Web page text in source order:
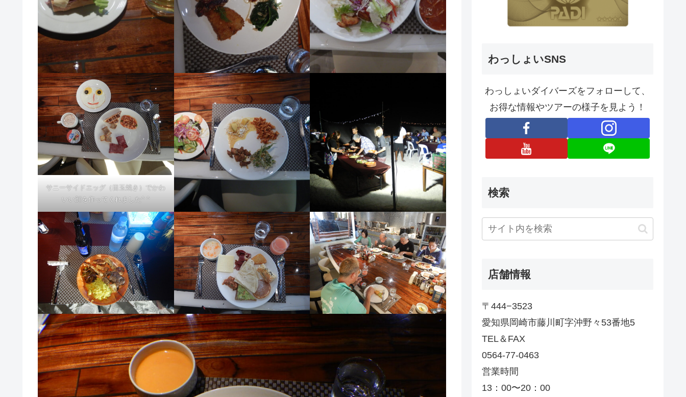
サニーサイドエッグ（目玉焼き）でかわ
いい顔を作ってくれました^ ^
わっしょいSNS
わっしょいダイバーズをフォローして、
お得な情報やツアーの様子を見よう！
検索
店舗情報
〒444−3523
愛知県岡崎市藤川町字沖野々53番地5
TEL＆FAX
0564-77-0463
営業時間
13：00〜20：00